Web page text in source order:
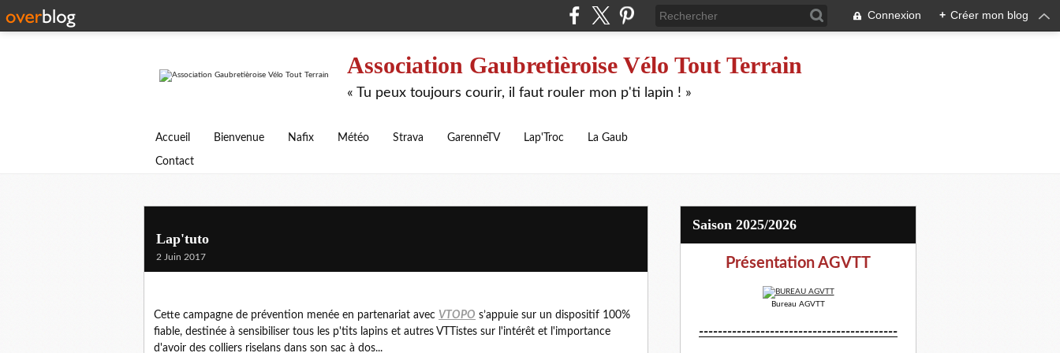
Connexion + Créer mon blog
Association Gaubretièroise Vélo Tout Terrain
« Tu peux toujours courir, il faut rouler mon p'ti lapin ! »
Accueil Bienvenue Nafix Météo Strava GarenneTV Lap'Troc La Gaub
Contact
Lap'tuto
2 Juin 2017
Cette campagne de prévention menée en partenariat avec VTOPO s’appuie sur un dispositif 100%
fiable, destinée à sensibiliser tous les p'tits lapins et autres VTTistes sur l'intérêt et l'importance
d'avoir des colliers riselans dans son sac à dos...
Saison 2025/2026
Présentation AGVTT
Bureau AGVTT
------------------------------------------